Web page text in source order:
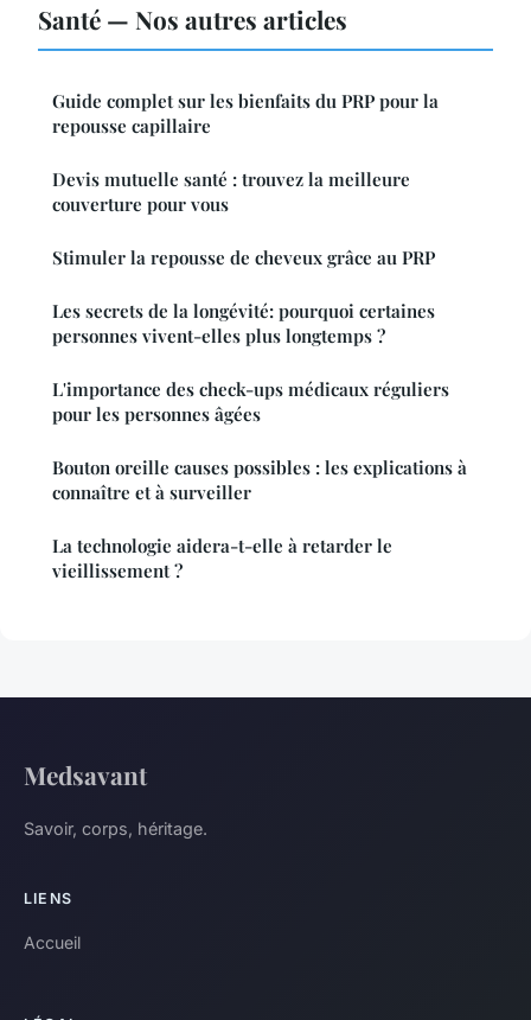
Santé — Nos autres articles
Guide complet sur les bienfaits du PRP pour la
repousse capillaire
Devis mutuelle santé : trouvez la meilleure
couverture pour vous
Stimuler la repousse de cheveux grâce au PRP
Les secrets de la longévité: pourquoi certaines
personnes vivent-elles plus longtemps ?
L'importance des check-ups médicaux réguliers
pour les personnes âgées
Bouton oreille causes possibles : les explications à
connaître et à surveiller
La technologie aidera-t-elle à retarder le
vieillissement ?
Medsavant
Savoir, corps, héritage.
LIENS
Accueil